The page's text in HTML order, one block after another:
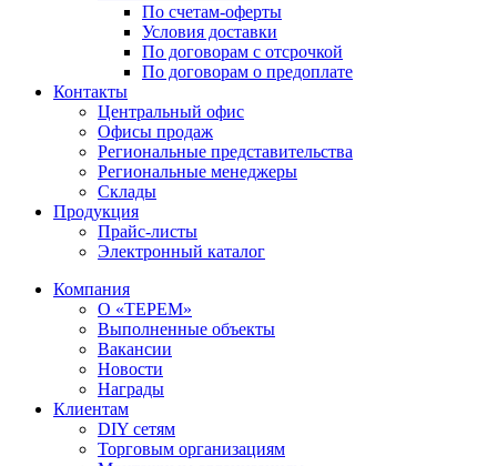
По счетам-оферты
Условия доставки
По договорам с отсрочкой
По договорам о предоплате
Контакты
Центральный офис
Офисы продаж
Региональные представительства
Региональные менеджеры
Склады
Продукция
Прайс-листы
Электронный каталог
Компания
О «ТЕРЕМ»
Выполненные объекты
Вакансии
Новости
Награды
Клиентам
DIY сетям
Торговым организациям